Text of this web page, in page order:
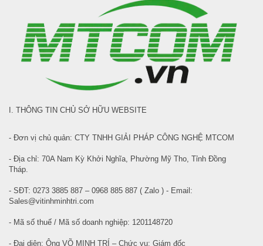
I. THÔNG TIN CHỦ SỞ HỮU WEBSITE
- Đơn vị chủ quản: CTY TNHH GIẢI PHÁP CÔNG NGHỆ MTCOM
- Địa chỉ: 70A Nam Kỳ Khởi Nghĩa, Phường Mỹ Tho, Tỉnh Đồng
Tháp.
- SĐT: 0273 3885 887 – 0968 885 887 ( Zalo ) - Email:
Sales@vitinhminhtri.com
- Mã số thuế / Mã số doanh nghiệp: 1201148720
- Đại diện: Ông VÕ MINH TRÍ – Chức vụ: Giám đốc